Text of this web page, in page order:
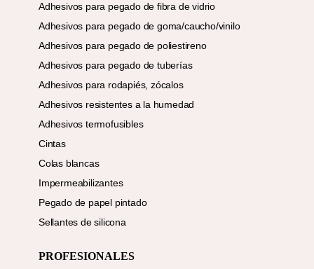
Adhesivos para pegado de fibra de vidrio
Adhesivos para pegado de goma/caucho/vinilo
Adhesivos para pegado de poliestireno
Adhesivos para pegado de tuberías
Adhesivos para rodapiés, zócalos
Adhesivos resistentes a la humedad
Adhesivos termofusibles
Cintas
Colas blancas
Impermeabilizantes
Pegado de papel pintado
Sellantes de silicona
PROFESIONALES